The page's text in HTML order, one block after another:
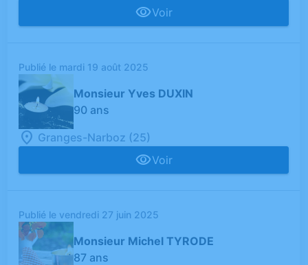
Voir
Publié le mardi 19 août 2025
Monsieur Yves DUXIN
90 ans
Granges-Narboz (25)
Voir
Publié le vendredi 27 juin 2025
Monsieur Michel TYRODE
87 ans